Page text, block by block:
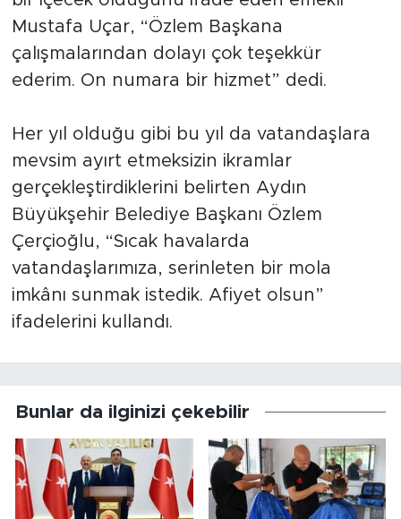
Mustafa Uçar, “Özlem Başkana
çalışmalarından dolayı çok teşekkür
ederim. On numara bir hizmet” dedi.
Her yıl olduğu gibi bu yıl da vatandaşlara
mevsim ayırt etmeksizin ikramlar
gerçekleştirdiklerini belirten Aydın
Büyükşehir Belediye Başkanı Özlem
Çerçioğlu, “Sıcak havalarda
vatandaşlarımıza, serinleten bir mola
imkânı sunmak istedik. Afiyet olsun”
ifadelerini kullandı.
Bunlar da ilginizi çekebilir